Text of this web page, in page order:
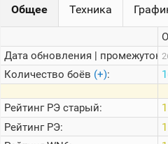
(за
последние
сессии)
Топ
1000
Кланы
стримеров
Общее Техника
Дата обновления | промежуток:
Количество боёв (+):
РейтингРЭ старый:
РейтингРЭ: